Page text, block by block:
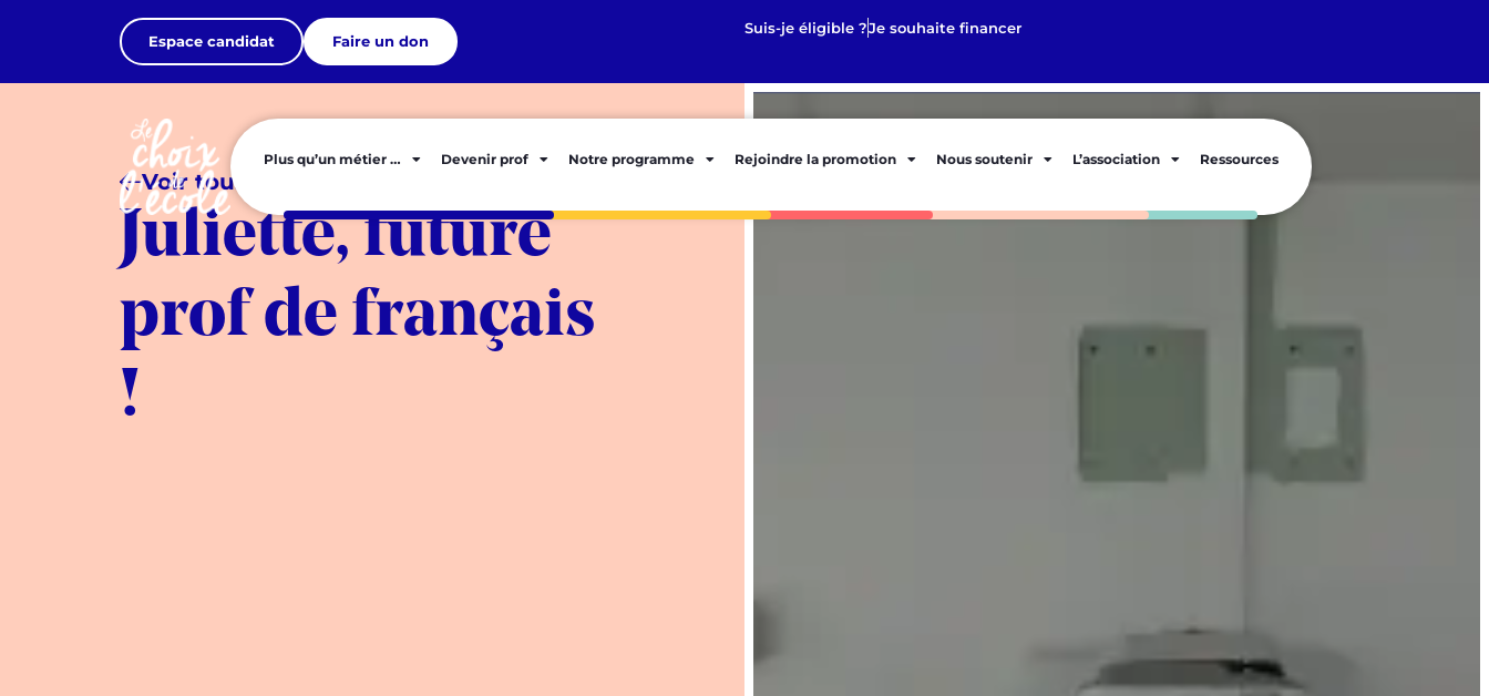
Espace candidat Faire un don
Suis-je éligible ?Je souhaite financer
Plus qu’un métier … Devenir prof Notre programme Rejoindre la promotion Nous soutenir L’association Ressources
Voir tous les articles
Juliette, future
prof de français
!